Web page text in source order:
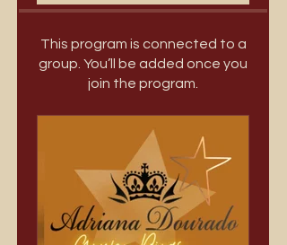
This program is connected to a
group. You’ll be added once you
join the program.